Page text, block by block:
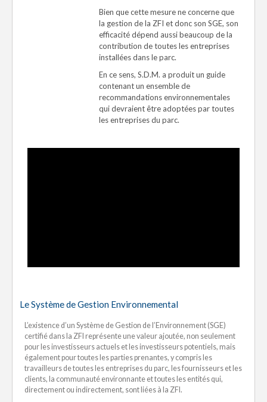
Bien que cette mesure ne concerne que
la gestion de la ZFI et donc son SGE, son
efficacité dépend aussi beaucoup de la
contribution de toutes les entreprises
installées dans le parc.
En ce sens, S.D.M. a produit un guide
contenant un ensemble de
recommandations environnementales
qui devraient être adoptées par toutes
les entreprises du parc.
Le Système de Gestion Environnemental
L’existence d’un Système de Gestion de l’Environnement (SGE)
certifié dans la ZFI représente une valeur ajoutée, non seulement
pour les investisseurs actuels et les investisseurs potentiels, mais
également pour toutes les parties prenantes, y compris les
travailleurs de toutes les entreprises du parc, les fournisseurs et les
clients, la communauté environnante et toutes les entités qui,
directement ou indirectement, sont liées à la ZFI.